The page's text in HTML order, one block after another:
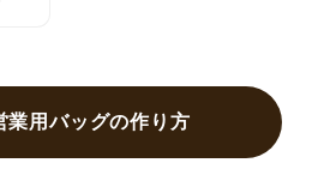
業用バッグの作り方